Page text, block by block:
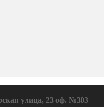
улица, 23 оф. №303